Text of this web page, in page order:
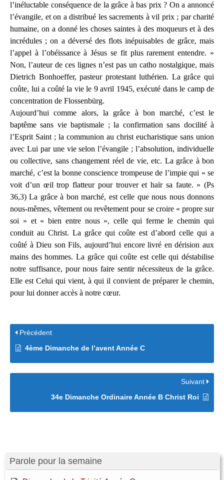
l’inéluctable conséquence de la grâce à bas prix ? On a annoncé
l’évangile, et on a distribué les sacrements à vil prix ; par charité
humaine, on a donné les choses saintes à des moqueurs et à des
incrédules ; on a déversé des flots inépuisables de grâce, mais
l’appel à l’obéissance à Jésus se fit plus rarement entendre. »
Non, l’auteur de ces lignes n’est pas un catho nostalgique, mais
Dietrich Bonhoeffer, pasteur protestant luthérien. La grâce qui
coûte, lui a coûté la vie le 9 avril 1945, exécuté dans le camp de
concentration de Flossenbürg.
Aujourd’hui comme alors, la grâce à bon marché, c’est le
baptême sans vie baptismale ; la confirmation sans docilité à
l’Esprit Saint ; la communion au christ eucharistique sans union
avec Lui par une vie selon l’évangile ; l’absolution, individuelle
ou collective, sans changement réel de vie, etc. La grâce à bon
marché, c’est la bonne conscience trompeuse de l’impie qui « se
voit d’un œil trop flatteur pour trouver et haïr sa faute. » (Ps
36,3) La grâce à bon marché, est celle que nous nous donnons
nous-mêmes, vêtement ou revêtement pour se croire « propre sur
soi » et « bien entre nous », celle qui ferme le chemin qui
conduit au Christ. La grâce qui coûte est d’abord celle qui a
coûté à Dieu son Fils, aujourd’hui encore livré en dérision aux
mains des hommes. La grâce qui coûte est celle qui déstabilise
notre suffisance, pour nous faire sentir nécessiteux de la grâce.
Elle est Celui qui vient, à qui il convient de préparer le chemin,
pour lui donner accès à notre cœur.
Précédent
4ème Dimanche de l’avent Année C
Suivant
34e Dimanche Ordinaire Année B Christ Roi
Parole pour la semaine